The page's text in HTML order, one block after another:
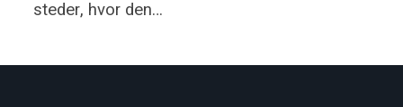
steder, hvor den